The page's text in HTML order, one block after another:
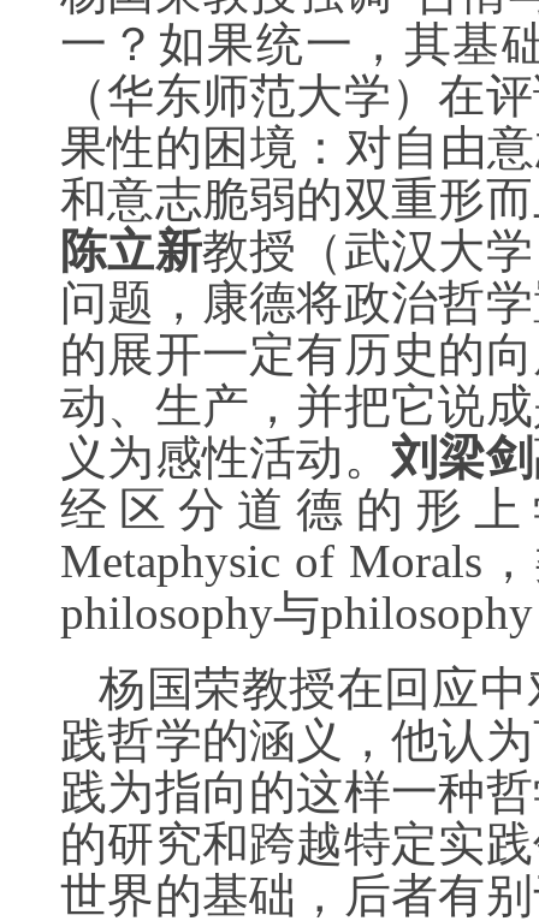
一？如果统一，其基
（华东师范大学）在
果性的困境：对自由
和意志脆弱的双重形
陈立新教授（武汉大
问题，康德将政治哲
的展开一定有历史的
动、生产，并把它说
义为感性活动。 刘梁剑
经区分道德的形上
Metaphysic of Morals
philosophy与
杨国荣教授在回应
践哲学的涵义，他认
践为指向的这样一种
的研究和跨越特定实
世界的基础，后者有